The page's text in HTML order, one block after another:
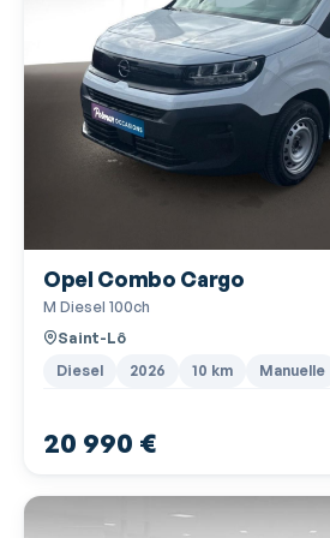
Lampes de lecture à l'avant
Limiteur de vitesse
Miroir de courtoisie passager
Ordinateur de bord
Poignées ton carrosserie
Prise USB
Radar de stationnement AV
Radio numérique DAB
Opel Combo Cargo
M Diesel 100ch
Saint-Lô
Diesel 2026 10 km Manuelle
20 990 €